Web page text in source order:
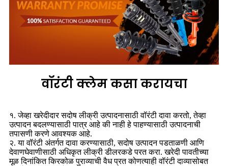
वॉरंटी क्लेम कसा करायचा
१. जेव्हा खरेदीदार सदोष लीक्री उत्पादनासाठी वॉरंटी दावा करतो, तेव्हा
उत्पादन बदलण्यासाठी पात्र आहे की नाही हे पाहण्यासाठी उत्पादनाची
तपासणी करणे आवश्यक आहे.
२. या वॉरंटी अंतर्गत दावा करण्यासाठी, सदोष उत्पादन पडताळणी आणि
देवाणघेवाणीसाठी अधिकृत लीक्री डीलरकडे परत करा. खरेदी पावतीच्या
मूळ दिनांकित किरकोळ पुराव्याची वैध प्रत कोणत्याही वॉरंटी दाव्यासोबत